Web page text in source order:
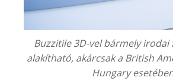
Buzzitile 3D-vel bármely
alakítható, akárcsak a British
Hungary